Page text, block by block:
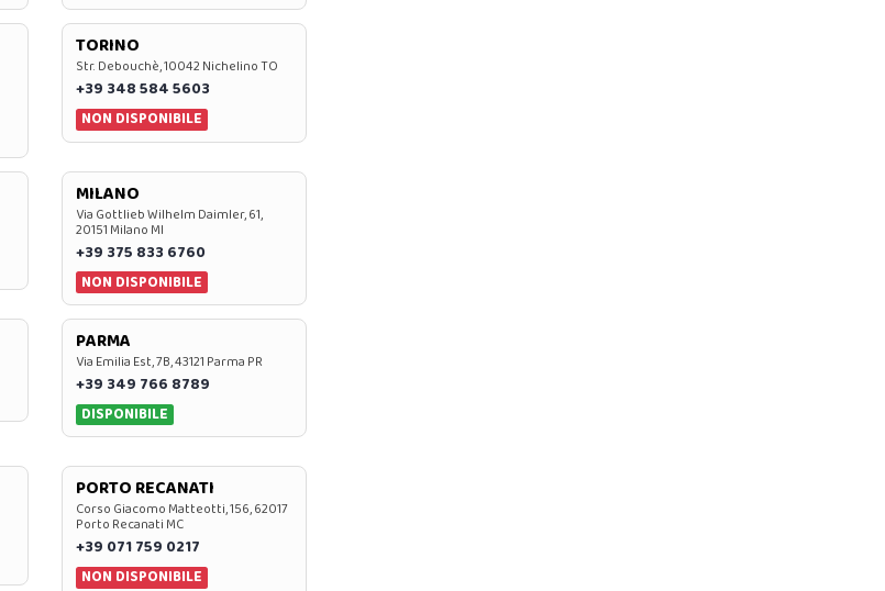
TORINO
Str. Debouchè, 10042 Nichelino TO
+39 348 584 5603
NON DISPONIBILE
MILANO
Via Gottlieb Wilhelm Daimler, 61,
20151 Milano MI
+39 375 833 6760
NON DISPONIBILE
PARMA
Via Emilia Est, 7B, 43121 Parma PR
+39 349 766 8789
DISPONIBILE
PORTO RECANATI
Corso Giacomo Matteotti, 156, 62017
Porto Recanati MC
+39 071 759 0217
NON DISPONIBILE